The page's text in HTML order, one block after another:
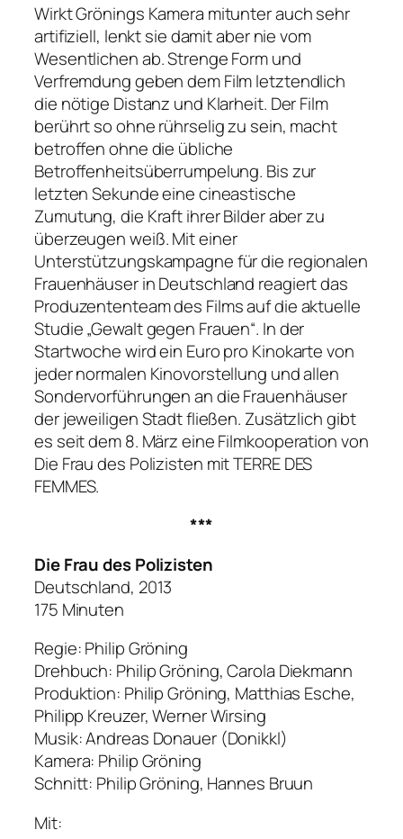
Wirkt Grönings Kamera mitunter auch sehr
artifiziell, lenkt sie damit aber nie vom
Wesentlichen ab. Strenge Form und
Verfremdung geben dem Film letztendlich
die nötige Distanz und Klarheit. Der Film
berührt so ohne rührselig zu sein, macht
betroffen ohne die übliche
Betroffenheitsüberrumpelung. Bis zur
letzten Sekunde eine cineastische
Zumutung, die Kraft ihrer Bilder aber zu
überzeugen weiß.Mit einer
Unterstützungskampagne für die regionalen
Frauenhäuser in Deutschland reagiert das
Produzententeam des Films auf die aktuelle
Studie „Gewalt gegen Frauen“. In der
Startwoche wird ein Euro pro Kinokarte von
jeder normalen Kinovorstellung und allen
Sondervorführungen an die Frauenhäuser
der jeweiligen Stadt fließen. Zusätzlich gibt
es seit dem 8. März eine Filmkooperation von
Die Frau des Polizisten mit TERRE DES
FEMMES.
***
Die Frau des Polizisten
Deutschland, 2013
175 Minuten
Regie: Philip Gröning
Drehbuch: Philip Gröning, Carola Diekmann
Produktion: Philip Gröning, Matthias Esche,
Philipp Kreuzer, Werner Wirsing
Musik: Andreas Donauer (Donikkl)
Kamera: Philip Gröning
Schnitt: Philip Gröning, Hannes Bruun
Mit: